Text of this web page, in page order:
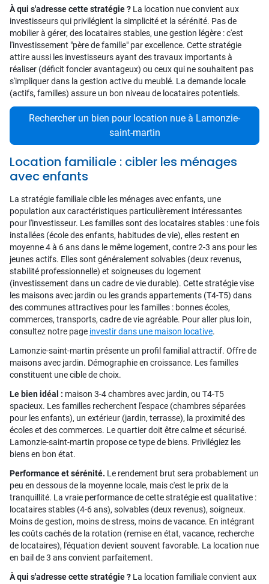
À qui s'adresse cette stratégie ? La location nue convient aux
investisseurs qui privilégient la simplicité et la sérénité. Pas de
mobilier à gérer, des locataires stables, une gestion légère : c'est
l'investissement "père de famille" par excellence. Cette stratégie
attire aussi les investisseurs ayant des travaux importants à
réaliser (déficit foncier avantageux) ou ceux qui ne souhaitent pas
s'impliquer dans la gestion active du meublé. La demande locale
(actifs, familles) assure un bon niveau de locataires potentiels.
Rechercher un bien pour location nue à Lamonzie-
saint-martin
Location familiale : cibler les ménages
avec enfants
La stratégie familiale cible les ménages avec enfants, une
population aux caractéristiques particulièrement intéressantes
pour l'investisseur. Les familles sont des locataires stables : une fois
installées (école des enfants, habitudes de vie), elles restent en
moyenne 4 à 6 ans dans le même logement, contre 2-3 ans pour les
jeunes actifs. Elles sont généralement solvables (deux revenus,
stabilité professionnelle) et soigneuses du logement
(investissement dans un cadre de vie durable). Cette stratégie vise
les maisons avec jardin ou les grands appartements (T4-T5) dans
des communes attractives pour les familles : bonnes écoles,
commerces, transports, cadre de vie agréable. Pour aller plus loin,
consultez notre page investir dans une maison locative.
Lamonzie-saint-martin présente un profil familial attractif. Offre de
maisons avec jardin. Démographie en croissance. Les familles
constituent une cible de choix.
Le bien idéal : maison 3-4 chambres avec jardin, ou T4-T5
spacieux. Les familles recherchent l'espace (chambres séparées
pour les enfants), un extérieur (jardin, terrasse), la proximité des
écoles et des commerces. Le quartier doit être calme et sécurisé.
Lamonzie-saint-martin propose ce type de biens. Privilégiez les
biens en bon état.
Performance et sérénité. Le rendement brut sera probablement un
peu en dessous de la moyenne locale, mais c'est le prix de la
tranquillité. La vraie performance de cette stratégie est qualitative :
locataires stables (4-6 ans), solvables (deux revenus), soigneux.
Moins de gestion, moins de stress, moins de vacance. En intégrant
les coûts cachés de la rotation (remise en état, vacance, recherche
de locataires), l'équation devient souvent favorable. La location nue
en bail de 3 ans convient parfaitement.
À qui s'adresse cette stratégie ? La location familiale convient aux